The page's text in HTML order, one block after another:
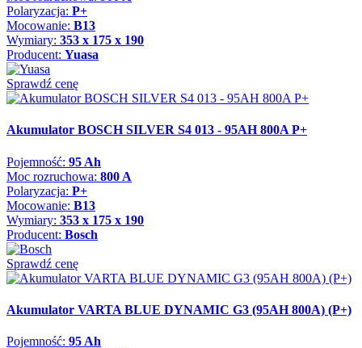
Polaryzacja: P+
Mocowanie: B13
Wymiary: 353 x 175 x 190
Producent: Yuasa
Sprawdź cenę
Akumulator BOSCH SILVER S4 013 - 95AH 800A P+
Pojemność: 95 Ah
Moc rozruchowa: 800 A
Polaryzacja: P+
Mocowanie: B13
Wymiary: 353 x 175 x 190
Producent: Bosch
Sprawdź cenę
Akumulator VARTA BLUE DYNAMIC G3 (95AH 800A) (P+)
Pojemność: 95 Ah